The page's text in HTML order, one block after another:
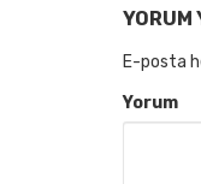
YORUM
E-posta
Yorum